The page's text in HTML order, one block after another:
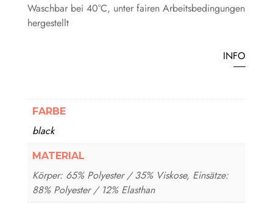
Waschbar bei 40°C, unter fairen Arbeitsbedingungen
hergestellt
INFO
FARBE
black
MATERIAL
Körper: 65% Polyester / 35% Viskose, Einsätze:
88% Polyester / 12% Elasthan